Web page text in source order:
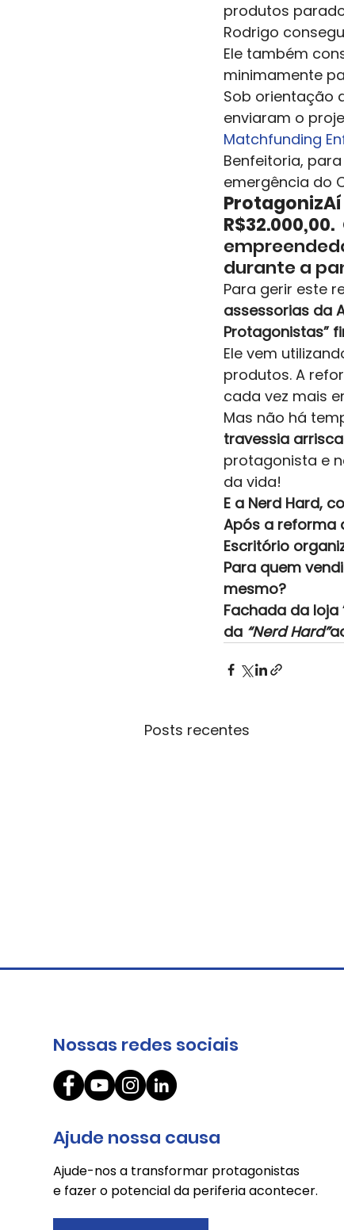
produtos
Rodrigo
Ele também
minimamente
Sob orientação
enviaram o
Matchfunding
Benfeitoria,
emergência do
ProtagonizAí
R$32.000,00.
durante a
Para gerir este
assessorias da
Protagonistas”
Ele vem
produtos. A
cada vez mais
Mas não há
travessia
protagonista e
da vida!
E a Nerd Hard,
Após a reforma
Escritório
Para quem
mesmo?
Fachada da loja
da “Nerd Hard”
Posts recentes
Nossas redes sociais
Ajude nossa causa
Ajude-nos a transformar protagonistas
e fazer o potencial da periferia acontecer.